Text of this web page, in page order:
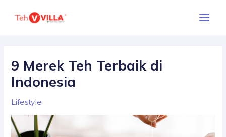
Menu
9 Merek Teh Terbaik di
Indonesia
Lifestyle